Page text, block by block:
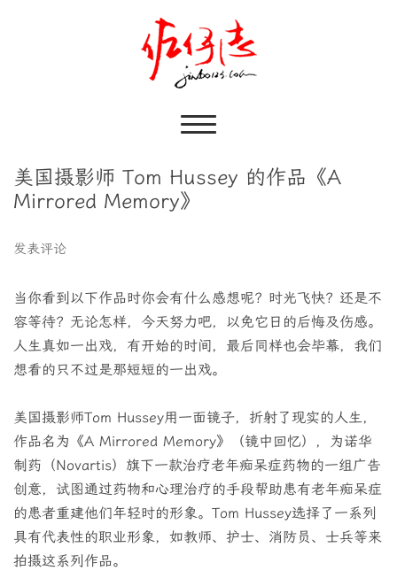
美国摄影师 Tom Hussey 的作品《A
Mirrored Memory》
发表评论
当你看到以下作品时你会有什么感想呢？时光飞快？还是不
容等待？无论怎样，今天努力吧，以免它日的后悔及伤感。
人生真如一出戏，有开始的时间，最后同样也会毕幕，我们
想看的只不过是那短短的一出戏。
美国摄影师Tom Hussey用一面镜子，折射了现实的人生，
作品名为《A Mirrored Memory》（镜中回忆），为诺华
制药（Novartis）旗下一款治疗老年痴呆症药物的一组广告
创意，试图通过药物和心理治疗的手段帮助患有老年痴呆症
的患者重建他们年轻时的形象。Tom Hussey选择了一系列
具有代表性的职业形象，如教师、护士、消防员、士兵等来
拍摄这系列作品。